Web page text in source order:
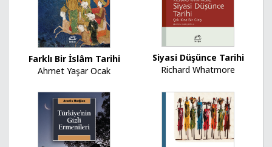
Farklı Bir İslâm Tarihi
Ahmet Yaşar Ocak
Siyasi Düşünce Tarihi
Richard Whatmore